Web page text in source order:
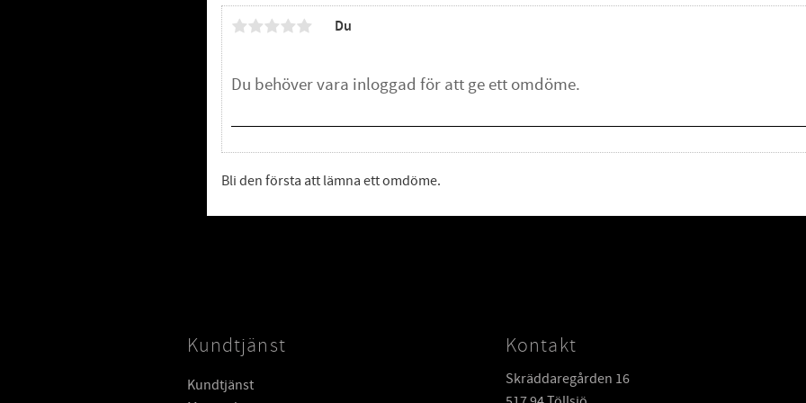
Du
Bli den första att lämna ett omdöme.
Kundtjänst
Kundtjänst
Kontakt
Skräddaregården 16